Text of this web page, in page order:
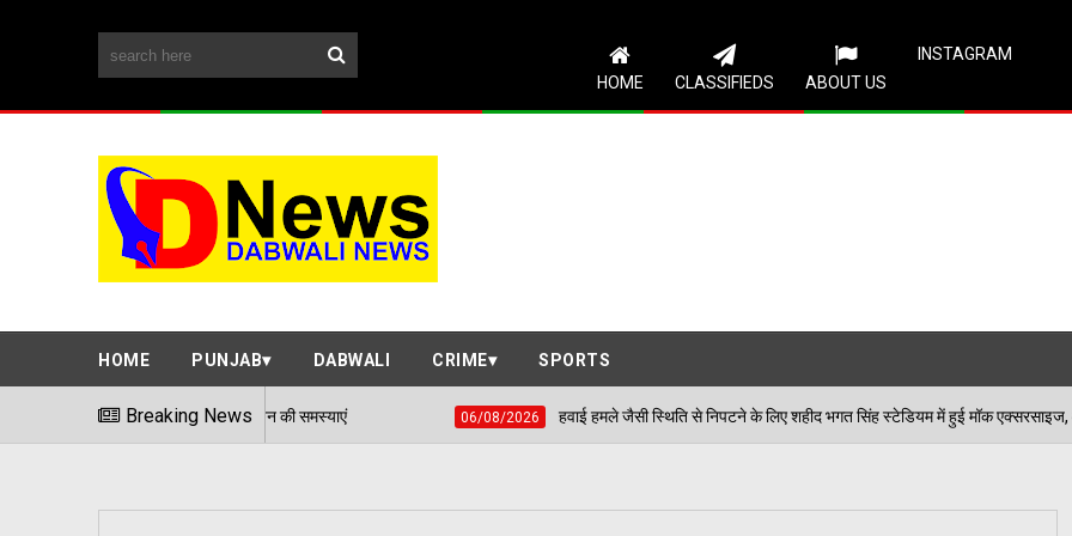
HOME CLASSIFIEDS ABOUT US
INSTAGRAM
HOME PUNJAB DABWALI CRIME SPORTS
Breaking News
शिविर में सुनी आमजन की समस्याएं 06/08/2026 हवाई हमले जैसी स्थिति से निपटने के लिए शहीद भगत सिंह स्टेडियम में हुई मॉक एक्सरसाइज, आठ घायलों का किया